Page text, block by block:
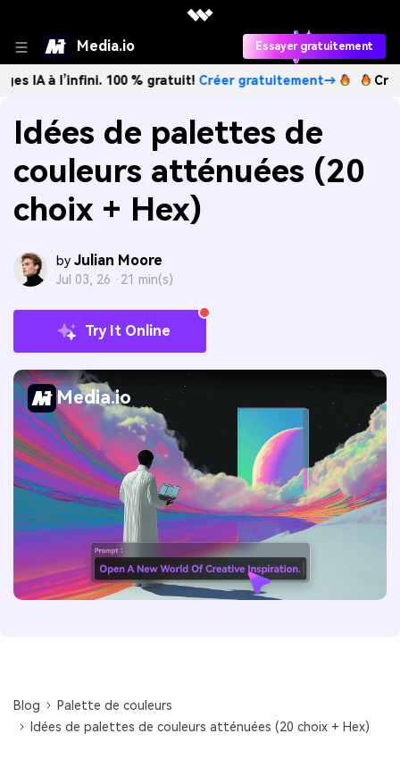
Media.io Essayer gratuitement
100 % gratuit!Créer gratuitement→ Créez des
Idées de palettes de
couleurs atténuées (20
choix + Hex)
by Julian Moore
Jul 03, 26 · 21 min(s)
Try It Online
Media.io
Blog
Palette de couleurs
Idées de palettes de couleurs atténuées (20 choix + Hex)